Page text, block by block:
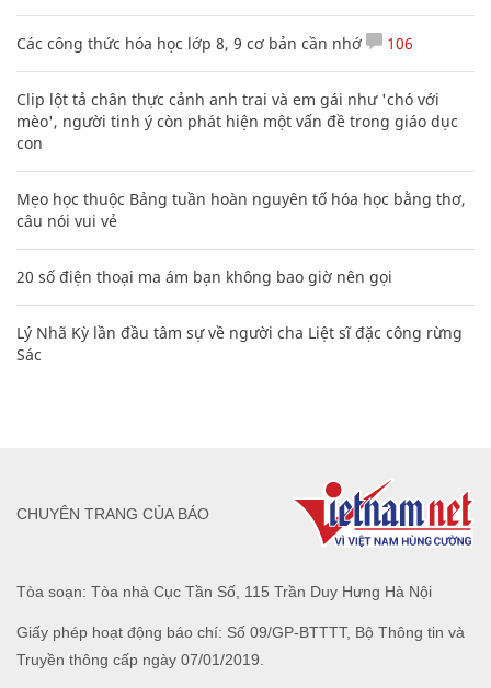
Các công thức hóa học lớp 8, 9 cơ bản cần nhớ 106
Clip lột tả chân thực cảnh anh trai và em gái như 'chó với
mèo', người tinh ý còn phát hiện một vấn đề trong giáo dục
con
Mẹo học thuộc Bảng tuần hoàn nguyên tố hóa học bằng thơ,
câu nói vui vẻ
20 số điện thoại ma ám bạn không bao giờ nên gọi
Lý Nhã Kỳ lần đầu tâm sự về người cha Liệt sĩ đặc công rừng
Sác
Tòa soạn: Tòa nhà Cục Tần Số, 115 Trần Duy Hưng Hà Nội
Giấy phép hoạt động báo chí: Số 09/GP-BTTTT, Bộ Thông tin và
Truyền thông cấp ngày 07/01/2019.
CHUYÊN TRANG CỦA BÁO